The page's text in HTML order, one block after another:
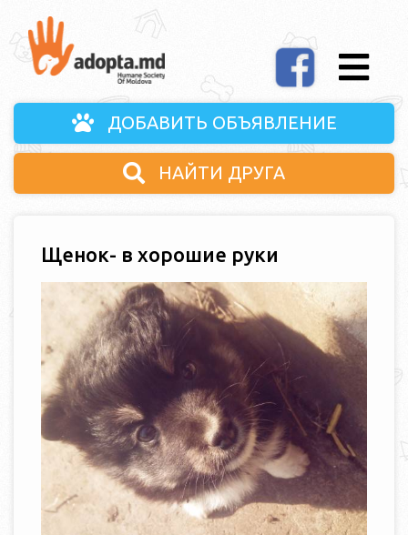
ДОБАВИТЬ ОБЪЯВЛЕНИЕ
НАЙТИ ДРУГА
Щенок- в хорошие руки